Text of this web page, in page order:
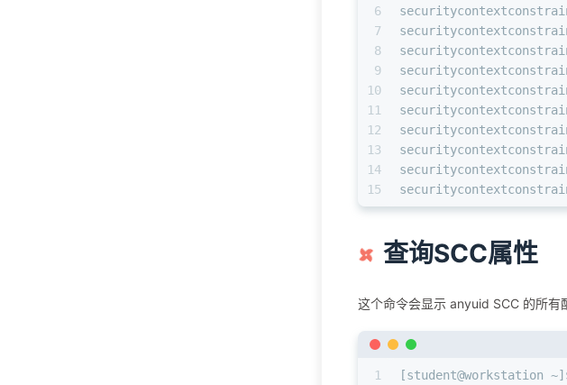
6
7
8
9
10
11
12
13
14
15
查询SCC属性
这个命令会显示 anyuid SCC 的所有
1
[student@workstation